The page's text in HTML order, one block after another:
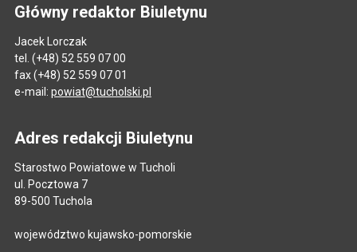
Główny redaktor Biuletynu
Jacek Lorczak
tel. (+48) 52 559 07 00
fax (+48) 52 559 07 01
e-mail: powiat@tucholski.pl
Adres redakcji Biuletynu
Starostwo Powiatowe w Tucholi
ul. Pocztowa 7
89-500 Tuchola
województwo kujawsko-pomorskie